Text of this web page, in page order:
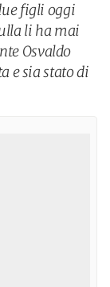
figli oggi
li ha mai
Osvaldo
e sia stato di